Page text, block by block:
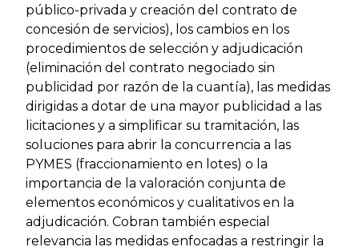
público-privada y creación del contrato de
concesión de servicios), los cambios en los
procedimientos de selección y adjudicación
(eliminación del contrato negociado sin
publicidad por razón de la cuantía), las medidas
dirigidas a dotar de una mayor publicidad a las
licitaciones y a simplificar su tramitación, las
soluciones para abrir la concurrencia a las
PYMES (fraccionamiento en lotes) o la
importancia de la valoración conjunta de
elementos económicos y cualitativos en la
adjudicación. Cobran también especial
relevancia las medidas enfocadas a restringir la